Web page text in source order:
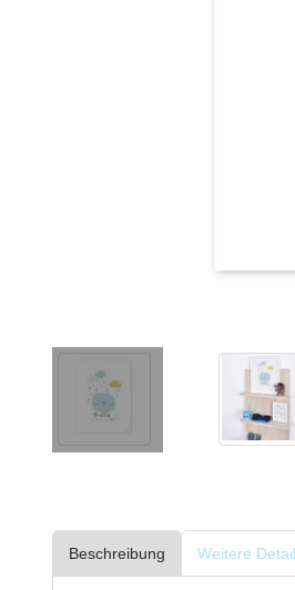
Beschreibung Weitere